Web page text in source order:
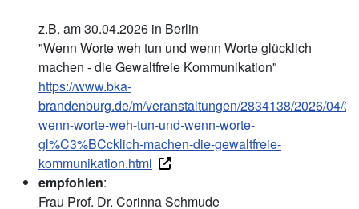
z.B. am 30.04.2026 in Berlin
"Wenn Worte weh tun und wenn Worte glücklich
machen - die Gewaltfreie Kommunikation"
https://www.bka-
brandenburg.de/m/veranstaltungen/2834138/2026/04/
wenn-worte-weh-tun-und-wenn-worte-
gl%C3%BCcklich-machen-die-gewaltfreie-
kommunikation.html
empfohlen:
Frau Prof. Dr. Corinna Schmude